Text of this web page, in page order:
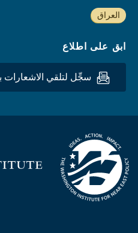
العراق
ابق على اطلاع
سجِّل لتلقي الاشعارات
Homepage